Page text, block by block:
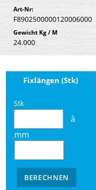
Art-Nr:
F8902500000120006000
Gewicht Kg / M
24.000
Fixlängen (Stk)
Stk
à
mm
BERECHNEN